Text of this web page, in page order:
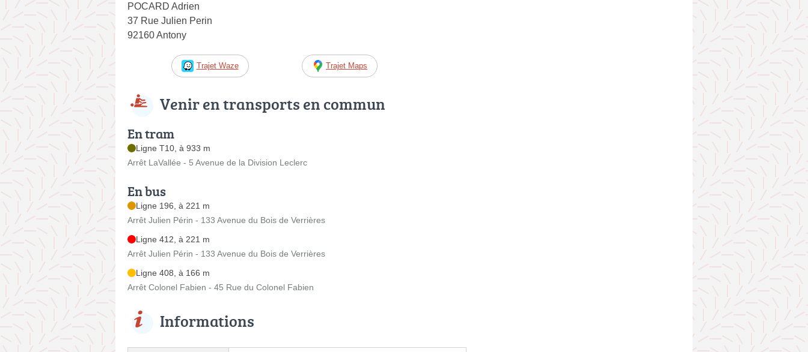
POCARD Adrien
37 Rue Julien Perin
92160 Antony
Trajet Waze Trajet Maps
Venir en transports en commun
En tram
Ligne T10, à 933 m
Arrêt LaVallée - 5 Avenue de la Division Leclerc
En bus
Ligne 196, à 221 m
Arrêt Julien Périn - 133 Avenue du Bois de Verrières
Ligne 412, à 221 m
Arrêt Julien Périn - 133 Avenue du Bois de Verrières
Ligne 408, à 166 m
Arrêt Colonel Fabien - 45 Rue du Colonel Fabien
Informations